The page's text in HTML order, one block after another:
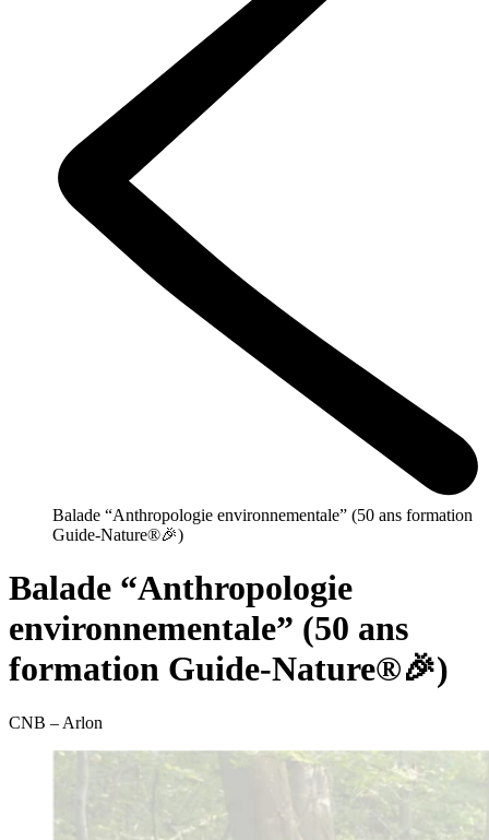
Balade “Anthropologie environnementale” (50 ans formation
Guide-Nature®🎉)
Balade “Anthropologie
environnementale” (50 ans
formation Guide-Nature®🎉)
CNB – Arlon